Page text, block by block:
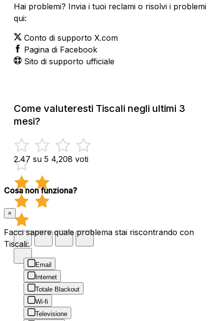
Hai problemi? Invia i tuoi reclami o risolvi i problemi
qui:
Conto di supporto X.com
Pagina di Facebook
Sito di supporto ufficiale
Come valuteresti Tiscali negli ultimi 3
mesi?
2.47 su 5 4,208 voti
Cosa non funziona?
×
Facci sapere quale problema stai riscontrando con
Tiscali:
Email
Internet
Totale Blackout
Wi-fi
Televisione